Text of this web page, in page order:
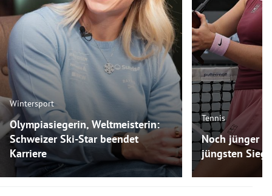
Wintersport
Olympiasiegerin, Weltmeisterin:
Schweizer Ski-Star beendet
Karriere
Tennis
Noch jünger
jüngsten